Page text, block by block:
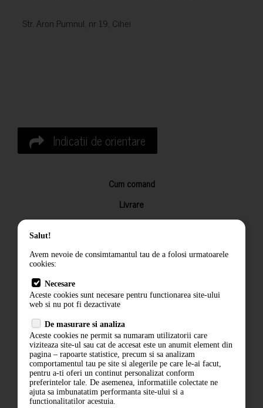
Str. Aron Pumnul, nr 19, Cihei
Indicatii de orientare
Cum comand
Livrare
Returnarea produselor
Termeni si conditii
Politica de confidentialitate
ANPC
Salut!
Avem nevoie de consimtamantul tau de a folosi urmatoarele
cookies:
Necesare
Aceste cookies sunt necesare pentru functionarea site-ului
web si nu pot fi dezactivate
De masurare si analiza
Aceste cookies ne permit sa numaram utilizatorii care
viziteaza site-ul sau cat de accesat este un anumit element din
pagina – rapoarte statistice, precum si sa analizam
comportamentul tau pe site si alegerile pe care le-ai facut,
pentru a-ti oferi un continut personalizat conform
preferintelor tale. De asemenea, informatiile colectate ne
ajuta sa imbunatatim performanta site-ului si a
functionalitatilor acestuia.